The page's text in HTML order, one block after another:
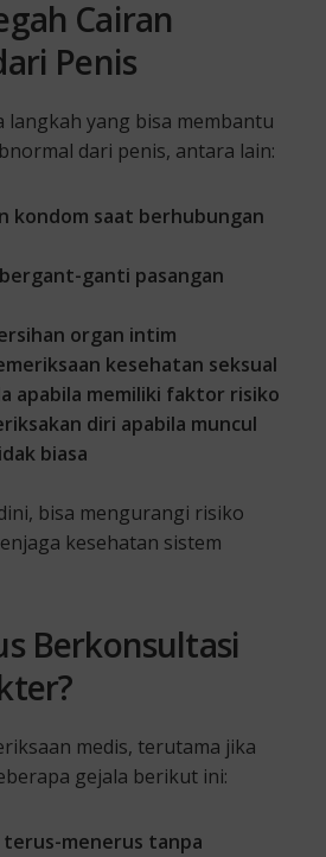
Cairan
Penis
langkah yang bisa membantu
dari penis, antara lain:
kondom saat berhubungan
ganti pasangan
organ intim
kesehatan seksual
apabila memiliki faktor risiko
diri apabila muncul
biasa
bisa mengurangi risiko
kesehatan sistem
Berkonsultasi
medis, terutama jika
gejala berikut ini:
terus-menerus tanpa